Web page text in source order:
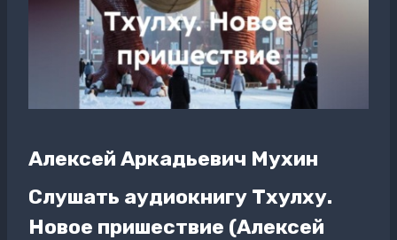
Алексей Аркадьевич Мухин
Слушать аудиокнигу Тхулху.
Новое пришествие (Алексей